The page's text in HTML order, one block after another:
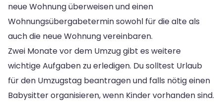
neue Wohnung überweisen und einen
Wohnungsübergabetermin sowohl für die alte als
auch die neue Wohnung vereinbaren.
Zwei Monate vor dem Umzug gibt es weitere
wichtige Aufgaben zu erledigen. Du solltest Urlaub
für den Umzugstag beantragen und falls nötig einen
Babysitter organisieren, wenn Kinder vorhanden sind.